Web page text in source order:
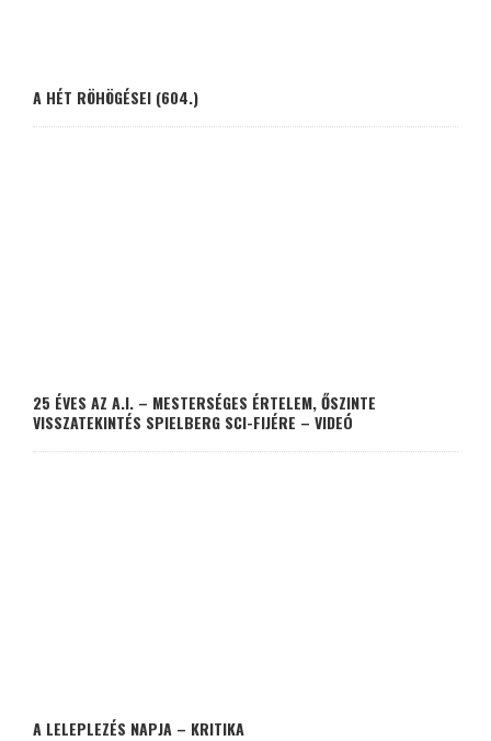
A HÉT RÖHÖGÉSEI (604.)
25 ÉVES AZ A.I. – MESTERSÉGES ÉRTELEM, ŐSZINTE
VISSZATEKINTÉS SPIELBERG SCI-FIJÉRE – VIDEÓ
A LELEPLEZÉS NAPJA – KRITIKA